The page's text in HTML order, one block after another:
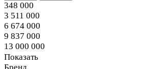
348 000
3 511 000
6 674 000
9 837 000
13 000 000
Показать